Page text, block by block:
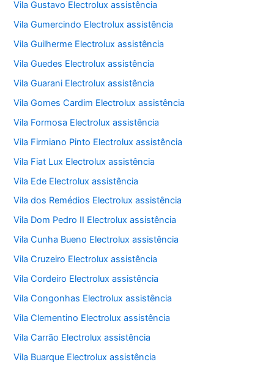
Vila Gustavo Electrolux assistência
Vila Gumercindo Electrolux assistência
Vila Guilherme Electrolux assistência
Vila Guedes Electrolux assistência
Vila Guarani Electrolux assistência
Vila Gomes Cardim Electrolux assistência
Vila Formosa Electrolux assistência
Vila Firmiano Pinto Electrolux assistência
Vila Fiat Lux Electrolux assistência
Vila Ede Electrolux assistência
Vila dos Remédios Electrolux assistência
Vila Dom Pedro II Electrolux assistência
Vila Cunha Bueno Electrolux assistência
Vila Cruzeiro Electrolux assistência
Vila Cordeiro Electrolux assistência
Vila Congonhas Electrolux assistência
Vila Clementino Electrolux assistência
Vila Carrão Electrolux assistência
Vila Buarque Electrolux assistência